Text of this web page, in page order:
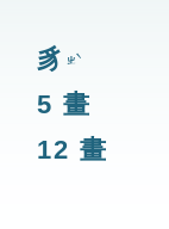
豸 ㄓˋ
5 畫
12 畫